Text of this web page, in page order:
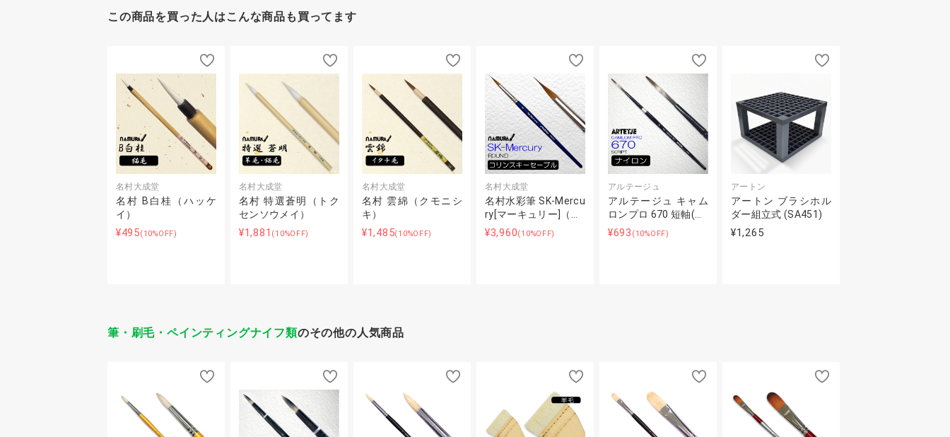
この商品を買った人はこんな商品も買ってます
名村大成堂
名村 B白桂（ハッケ
イ）
¥495(10%OFF)
名村大成堂
名村 特選蒼明（トク
センソウメイ）
¥1,881 (10%OFF)
名村大成堂
名村 雲綿（クモニシ
キ）
¥1,485(10%OFF)
名村大成堂
名村水彩筆 SK-Mercu
ry[マーキュリー]（…
¥3,960(10%OFF)
アルテージュ
アルテージュ キャム
ロンプロ 670 短軸(…
¥693 (10%OFF)
アートン
アートン ブラシホル
ダー組立式 (SA451)
¥1,265
筆・刷毛・ペインティングナイフ類のその他の人気商品